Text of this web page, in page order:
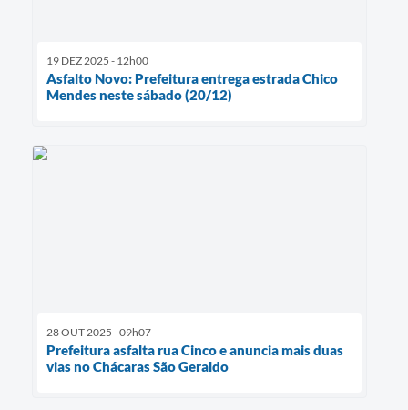
19 DEZ 2025 - 12h00
Asfalto Novo: Prefeitura entrega estrada Chico
Mendes neste sábado (20/12)
28 OUT 2025 - 09h07
Prefeitura asfalta rua Cinco e anuncia mais duas
vias no Chácaras São Geraldo